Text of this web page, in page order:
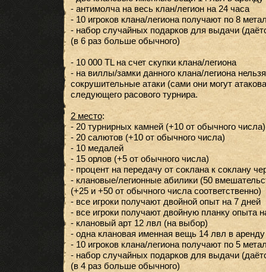
- антимолча на весь клан/легион на 24 часа
- 10 игроков клана/легиона получают по 8
- набор случайных подарков для выдачи
(в 6 раз больше обычного)
- 10 000 TL на счет скупки клана/легиона
- на виллы/замки данного клана/легиона
сокрушительные атаки (сами они могут
следующего расового турнира.
2 место:
- 20 турнирных камней (+10 от обычного числа)
- 20 салютов (+10 от обычного числа)
- 10 медалей
- 15 орлов (+5 от обычного числа)
- процент на передачу от соклана к соклану
- клановые/легионные абилики (50
(+25 и +50 от обычного числа соответственно)
- все игроки получают двойной опыт на 7 дней
- все игроки получают двойную планку опыта
- клановый арт 12 лвл (на выбор)
- одна клановая именная вещь 14 лвл в аренду
- 10 игроков клана/легиона получают по 5
- набор случайных подарков для выдачи
(в 4 раз больше обычного)